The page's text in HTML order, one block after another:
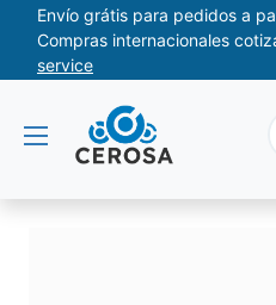
Envío grátis para pedidos a
Compras internacionales
service